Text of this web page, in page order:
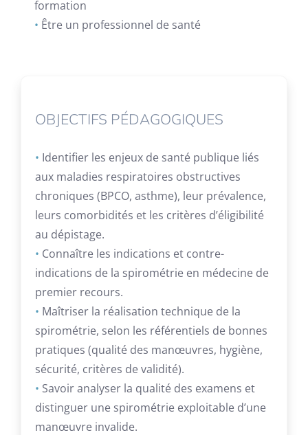
formation
• Être un professionnel de santé
OBJECTIFS PÉDAGOGIQUES
• Identifier les enjeux de santé publique liés
aux maladies respiratoires obstructives
chroniques (BPCO, asthme), leur prévalence,
leurs comorbidités et les critères d’éligibilité
au dépistage.
• Connaître les indications et contre-
indications de la spirométrie en médecine de
premier recours.
• Maîtriser la réalisation technique de la
spirométrie, selon les référentiels de bonnes
pratiques (qualité des manœuvres, hygiène,
sécurité, critères de validité).
• Savoir analyser la qualité des examens et
distinguer une spirométrie exploitable d’une
manœuvre invalide.